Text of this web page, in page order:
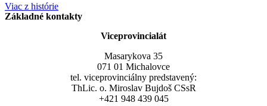
Viac z histórie
Základné kontakty
Viceprovincialát
Masarykova 35
071 01 Michalovce
tel. viceprovinciálny predstavený:
ThLic. o. Miroslav Bujdoš CSsR
+421 948 439 045